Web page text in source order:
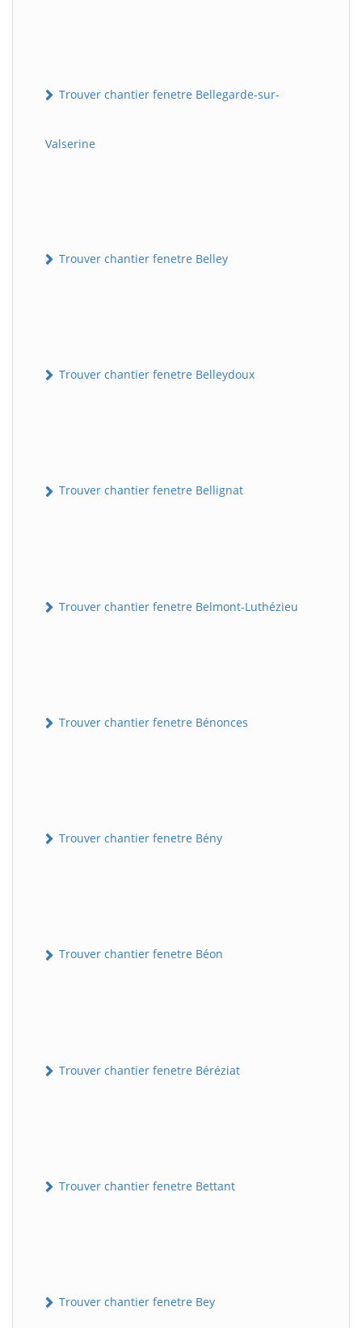
Trouver chantier fenetre Bellegarde-sur-
Valserine
Trouver chantier fenetre Belley
Trouver chantier fenetre Belleydoux
Trouver chantier fenetre Bellignat
Trouver chantier fenetre Belmont-Luthézieu
Trouver chantier fenetre Bénonces
Trouver chantier fenetre Bény
Trouver chantier fenetre Béon
Trouver chantier fenetre Béréziat
Trouver chantier fenetre Bettant
Trouver chantier fenetre Bey